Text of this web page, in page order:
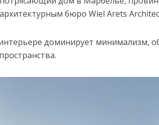
бюро Wiel Arets
доминирует минимализм,